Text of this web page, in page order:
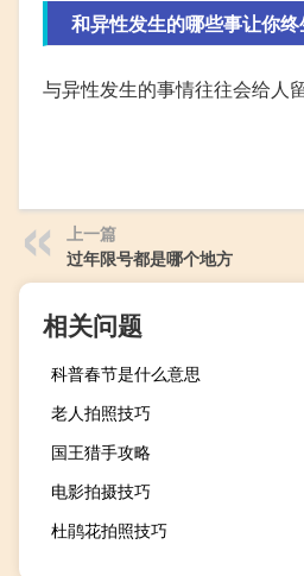
和异性发生的哪些事让你
与异性发生的事情往往会给人
上一篇
过年限号都是哪个地方
相关问题
科普春节是什么意思
老人拍照技巧
国王猎手攻略
电影拍摄技巧
杜鹃花拍照技巧